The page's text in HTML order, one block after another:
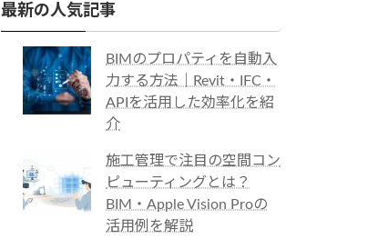
最新の人気記事
BIMのプロパティを自動入
力する方法｜Revit・IFC・
APIを活用した効率化を紹
介
施工管理で注目の空間コン
ピューティングとは？
BIM・Apple Vision Proの
活用例を解説